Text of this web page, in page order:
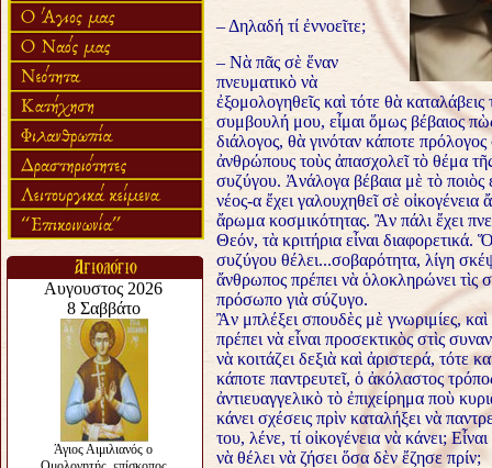
– Δηλαδή τί ἐννοεῖτε;
– Νὰ πᾶς σὲ ἕναν
πνευματικὸ νὰ
ἐξομολογηθεῖς καὶ τότε θὰ
συμβουλή μου, εἶμαι ὅμως βέβαιος
διάλογος, θὰ γινόταν κάποτε
ἀνθρώπους τοὺς ἀπασχολεῖ τὸ θέμα
συζύγου. Ἀνάλογα βέβαια μὲ τὸ ποιὸς
νέος-α ἔχει γαλουχηθεῖ σὲ οἰκογένεια
ἄρωμα κοσμικότητας. Ἂν πάλι ἔχει
Θεόν, τὰ κριτήρια εἶναι διαφορετικά.
συζύγου θέλει...σοβαρότητα, λίγη
ἄνθρωπος πρέπει νὰ ὁλοκληρώνει τὶς
πρόσωπο γιὰ σύζυγο.
Ἂν μπλέξει σπουδὲς μὲ γνωριμίες,
πρέπει νὰ εἶναι προσεκτικὸς στὶς
νὰ κοιτάζει δεξιὰ καὶ ἀριστερά, τότε
κάποτε παντρευτεῖ, ὁ ἀκόλαστος
ἀντιευαγγελικὸ τὸ ἐπιχείρημα ποὺ
κάνει σχέσεις πρὶν καταλήξει νὰ
του, λένε, τί οἰκογένεια νὰ κάνει;
νὰ θέλει νὰ ζήσει ὅσα δὲν ἔζησε πρίν;